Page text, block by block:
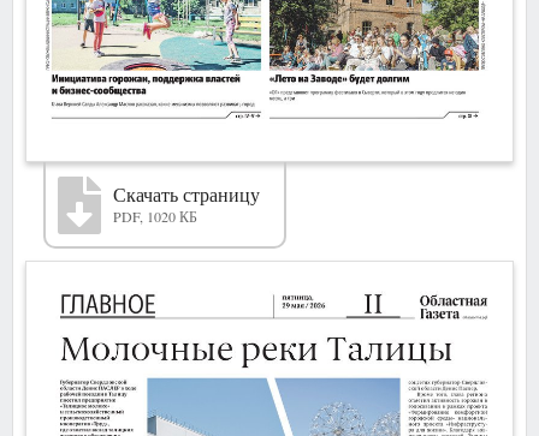
Скачать страницу
PDF, 1020 КБ